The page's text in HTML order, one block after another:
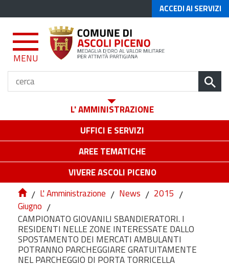
ACCEDI AI SERVIZI
MENU
L' AMMINISTRAZIONE
UFFICI E SERVIZI
AREE TEMATICHE
VIVERE ASCOLI PICENO
/ L' Amministrazione / News / 2015 /
Giugno /
CAMPIONATO GIOVANILI SBANDIERATORI. I
RESIDENTI NELLE ZONE INTERESSATE DALLO
SPOSTAMENTO DEI MERCATI AMBULANTI
POTRANNO PARCHEGGIARE GRATUITAMENTE
NEL PARCHEGGIO DI PORTA TORRICELLA